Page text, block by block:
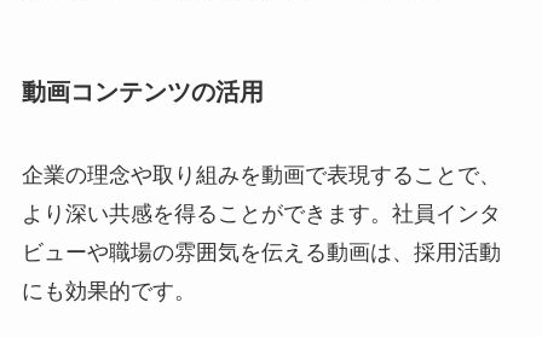
動画コンテンツの活用
企業の理念や取り組みを動画で表現することで、
より深い共感を得ることができます。社員インタ
ビューや職場の雰囲気を伝える動画は、採用活動
にも効果的です。